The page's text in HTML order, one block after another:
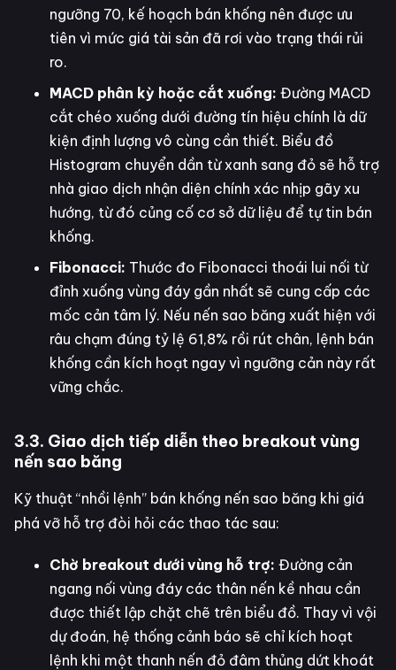
ngưỡng 70, kế hoạch bán khống nên được ưu
tiên vì mức giá tài sản đã rơi vào trạng thái rủi
ro.
MACD phân kỳ hoặc cắt xuống: Đường MACD
cắt chéo xuống dưới đường tín hiệu chính là dữ
kiện định lượng vô cùng cần thiết. Biểu đồ
Histogram chuyển dần từ xanh sang đỏ sẽ hỗ trợ
nhà giao dịch nhận diện chính xác nhịp gãy xu
hướng, từ đó củng cố cơ sở dữ liệu để tự tin bán
khống.
Fibonacci: Thước đo Fibonacci thoái lui nối từ
đỉnh xuống vùng đáy gần nhất sẽ cung cấp các
mốc cản tâm lý. Nếu nến sao băng xuất hiện với
râu chạm đúng tỷ lệ 61,8% rồi rút chân, lệnh bán
khống cần kích hoạt ngay vì ngưỡng cản này rất
vững chắc.
3.3. Giao dịch tiếp diễn theo breakout vùng
nến sao băng
Kỹ thuật “nhồi lệnh” bán khống nến sao băng khi giá
phá vỡ hỗ trợ đòi hỏi các thao tác sau:
Chờ breakout dưới vùng hỗ trợ: Đường cản
ngang nối vùng đáy các thân nến kề nhau cần
được thiết lập chặt chẽ trên biểu đồ. Thay vì vội
dự đoán, hệ thống cảnh báo sẽ chỉ kích hoạt
lệnh khi một thanh nến đỏ đâm thủng dứt khoát